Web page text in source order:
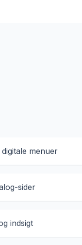
menuer
sider
indsigt